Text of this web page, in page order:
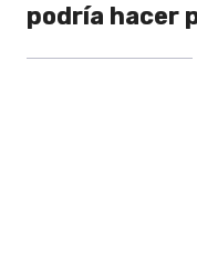
podría hacer